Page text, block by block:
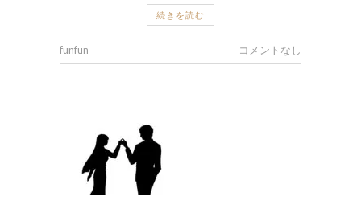
続きを読む
funfun コメントなし